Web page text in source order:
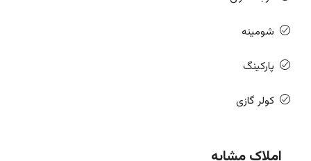
شومینه
پارکینگ
کولر گازی